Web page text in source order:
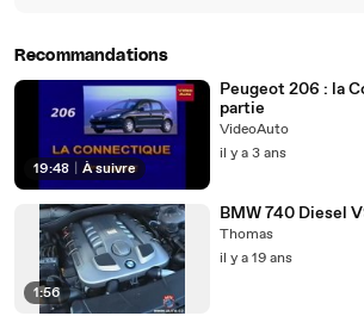
Recommandations
19:48 À suivre
Peugeot 206 : la Connectique - 1ère
partie
VideoAuto
il y a 3 ans
1:56
BMW 740 Diesel
Thomas
il y a 19 ans